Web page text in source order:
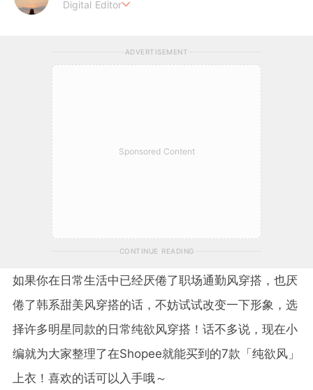
Digital Editor
筛选和编辑信息，使内容更具吸引力和影响力。为GirlStyle MY 读
者带来全面且优质的内容体验，让她们能够获取到最新、有趣且具
启发性的资讯，满足其对多元化话题的需求。
ADVERTISEMENT
Sponsored Content
CONTINUE READING
如果你在日常生活中已经厌倦了职场通勤风穿搭，也厌
倦了韩系甜美风穿搭的话，不妨试试改变一下形象，选
择许多明星同款的日常纯欲风穿搭！话不多说，现在小
编就为大家整理了在Shopee就能买到的7款「纯欲风」
上衣！喜欢的话可以入手哦～